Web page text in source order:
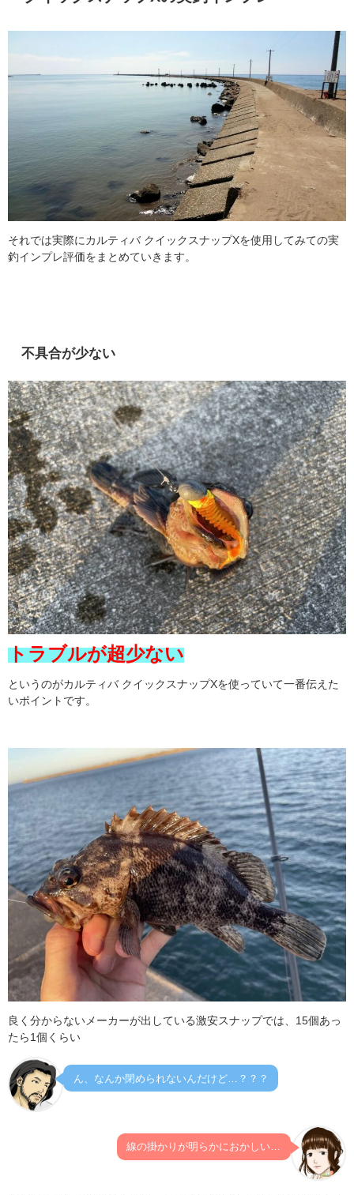
それでは実際にカルティバ クイックスナップXを使用してみての実
釣インプレ評価をまとめていきます。
不具合が少ない
トラブルが超少ない
というのがカルティバ クイックスナップXを使っていて一番伝えた
いポイントです。
良く分からないメーカーが出している激安スナップでは、15個あっ
たら1個くらい
ん、なんか閉められないんだけど…？？？
線の掛かりが明らかにおかしい…